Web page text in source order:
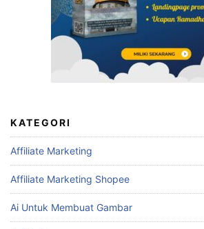
KATEGORI
Affiliate Marketing
Affiliate Marketing Shopee
Ai Untuk Membuat Gambar